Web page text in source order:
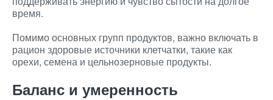
время.
Помимо основных групп продуктов, важно включать в
рацион здоровые источники клетчатки, такие как
орехи, семена и цельнозерновые продукты.
Баланс и умеренность